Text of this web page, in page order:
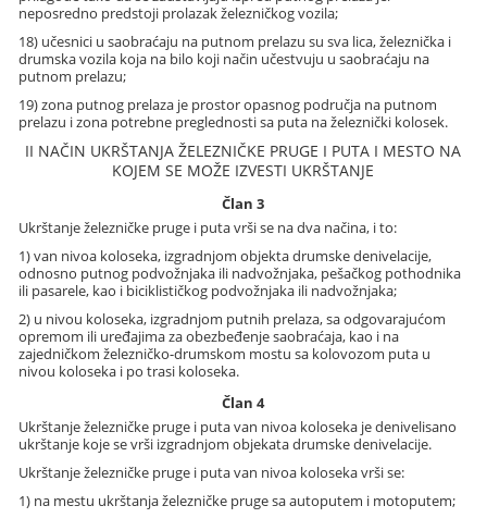
neposredno predstoji prolazak železničkog vozila;
18) učesnici u saobraćaju na putnom prelazu su sva lica, železnička i
drumska vozila koja na bilo koji način učestvuju u saobraćaju na
putnom prelazu;
19) zona putnog prelaza je prostor opasnog područja na putnom
prelazu i zona potrebne preglednosti sa puta na železnički kolosek.
II NAČIN UKRŠTANJA ŽELEZNIČKE PRUGE I PUTA I MESTO NA
KOJEM SE MOŽE IZVESTI UKRŠTANJE
Član 3
Ukrštanje železničke pruge i puta vrši se na dva načina, i to:
1) van nivoa koloseka, izgradnjom objekta drumske denivelacije,
odnosno putnog podvožnjaka ili nadvožnjaka, pešačkog pothodnika
ili pasarele, kao i biciklističkog podvožnjaka ili nadvožnjaka;
2) u nivou koloseka, izgradnjom putnih prelaza, sa odgovarajućom
opremom ili uređajima za obezbeđenje saobraćaja, kao i na
zajedničkom železničko-drumskom mostu sa kolovozom puta u
nivou koloseka i po trasi koloseka.
Član 4
Ukrštanje železničke pruge i puta van nivoa koloseka je denivelisano
ukrštanje koje se vrši izgradnjom objekata drumske denivelacije.
Ukrštanje železničke pruge i puta van nivoa koloseka vrši se:
1) na mestu ukrštanja železničke pruge sa autoputem i motoputem;